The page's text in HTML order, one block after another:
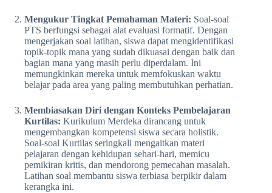
Mengukur Tingkat Pemahaman Materi: Soal-soal
PTS berfungsi sebagai alat evaluasi formatif. Dengan
mengerjakan soal latihan, siswa dapat mengidentifikasi
topik-topik mana yang sudah dikuasai dengan baik dan
bagian mana yang masih perlu diperdalam. Ini
memungkinkan mereka untuk memfokuskan waktu
belajar pada area yang paling membutuhkan perhatian.
Membiasakan Diri dengan Konteks Pembelajaran
Kurtilas: Kurikulum Merdeka dirancang untuk
mengembangkan kompetensi siswa secara holistik.
Soal-soal Kurtilas seringkali mengaitkan materi
pelajaran dengan kehidupan sehari-hari, memicu
pemikiran kritis, dan mendorong pemecahan masalah.
Latihan soal membantu siswa terbiasa berpikir dalam
kerangka ini.